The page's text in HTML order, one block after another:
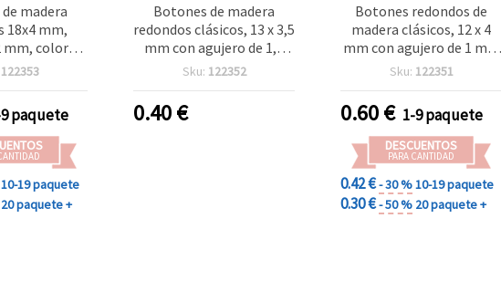
madera
18x4 mm,
mm, color
para
122353
paquete
10-19 paquete
20 paquete +
Botones de madera
redondos clásicos, 13 x 3,5
mm con agujero de 1,5
mm – Pack de 20 para
Sku: 122352
0.40€
Botones redondos de
madera clásicos, 12 x 4
mm con agujero de 1 mm
– Pack de 20 unidades
bisutería y manualidades
DIY
Sku: 122351
0.60€ 1-9 paquete
DESCUENTOS
PARA CANTIDAD
0.42 €- 30 %10-19 paquete
0.30 €- 50 % 20 paquete +